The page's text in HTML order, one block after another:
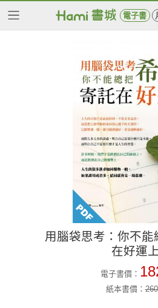
電子書
用腦袋思考：你不能
在好運上
電子書價：
紙本書價：260